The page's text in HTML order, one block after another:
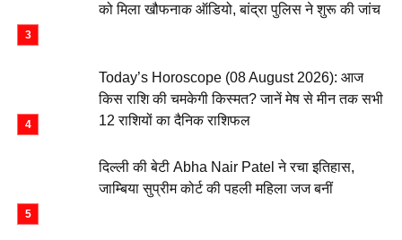
को मिला खौफनाक ऑडियो, बांद्रा पुलिस ने शुरू की जांच
Today’s Horoscope (08 August 2026): आज
किस राशि की चमकेगी किस्मत? जानें मेष से मीन तक सभी
12 राशियों का दैनिक राशिफल
दिल्ली की बेटी Abha Nair Patel ने रचा इतिहास,
जाम्बिया सुप्रीम कोर्ट की पहली महिला जज बनीं